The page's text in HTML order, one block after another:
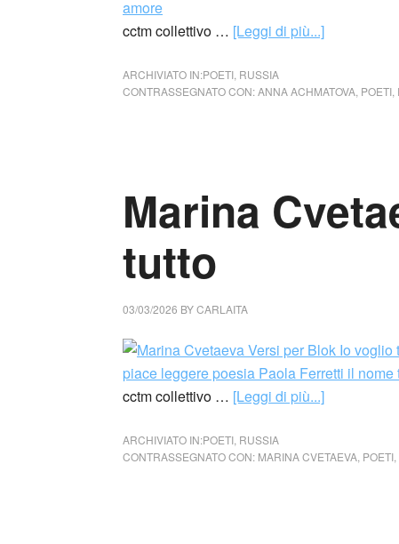
cctm collettivo … [Leggi di più...]
ARCHIVIATO IN:POETI RUSSIA
CONTRASSEGNATO CON:ANNA ACHMATOVA POETI
Marina
tutto
03/03/2026 BYCARLAITA
cctm collettivo … [Leggi di più...]
ARCHIVIATO IN:POETI RUSSIA
CONTRASSEGNATO CON: MARINA CVETAEVA POETI